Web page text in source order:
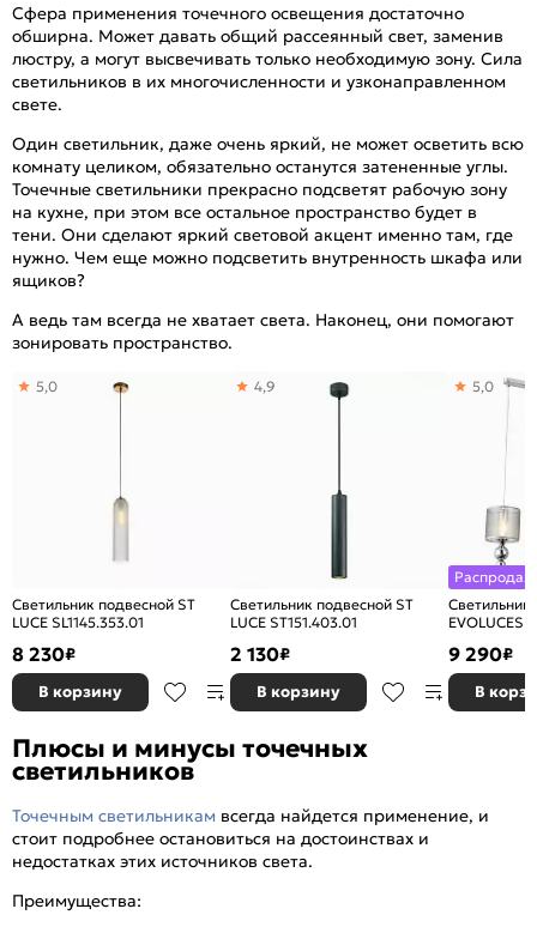
Сфера применения точечного освещения достаточно
обширна. Может давать общий рассеянный свет, заменив
люстру, а могут высвечивать только необходимую зону. Сила
светильников в их многочисленности и узконаправленном
свете.
Один светильник, даже очень яркий, не может осветить всю
комнату целиком, обязательно останутся затененные углы.
Точечные светильники прекрасно подсветят рабочую зону
на кухне, при этом все остальное пространство будет в
тени. Они сделают яркий световой акцент именно там, где
нужно. Чем еще можно подсветить внутренность шкафа или
ящиков?
А ведь там всегда не хватает света. Наконец, они помогают
зонировать пространство.
Светильник подвесной ST
LUCE SL1145.353.01
5,0
8 230₽
В корзину
Светильник подвесной ST
LUCE ST151.403.01
4,9
2 130₽
В корзину
Светильник
5,0
9 290₽
В
Плюсы и минусы точечных
светильников
Точечным светильникам всегда найдется применение, и
стоит подробнее остановиться на достоинствах и
недостатках этих источников света.
Преимущества: